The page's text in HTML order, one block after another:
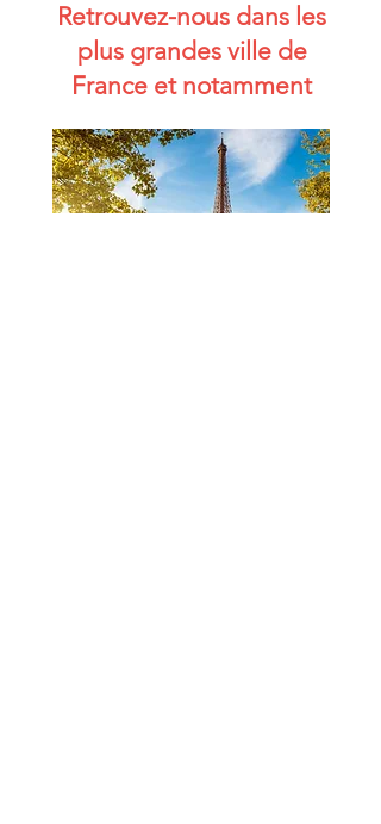
Retrouvez-nous dans les
plus grandes ville de
France et notamment